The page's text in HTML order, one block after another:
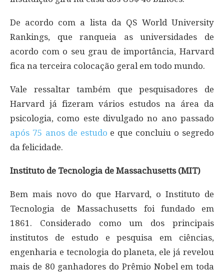
De acordo com a lista da QS World University
Rankings, que ranqueia as universidades de
acordo com o seu grau de importância, Harvard
fica na terceira colocação geral em todo mundo.
Vale ressaltar também que pesquisadores de
Harvard já fizeram vários estudos na área da
psicologia, como este divulgado no ano passado
após 75 anos de estudo e que concluiu o segredo
da felicidade.
Instituto de Tecnologia de Massachusetts (MIT)
Bem mais novo do que Harvard, o Instituto de
Tecnologia de Massachusetts foi fundado em
1861. Considerado como um dos principais
institutos de estudo e pesquisa em ciências,
engenharia e tecnologia do planeta, ele já revelou
mais de 80 ganhadores do Prêmio Nobel em toda